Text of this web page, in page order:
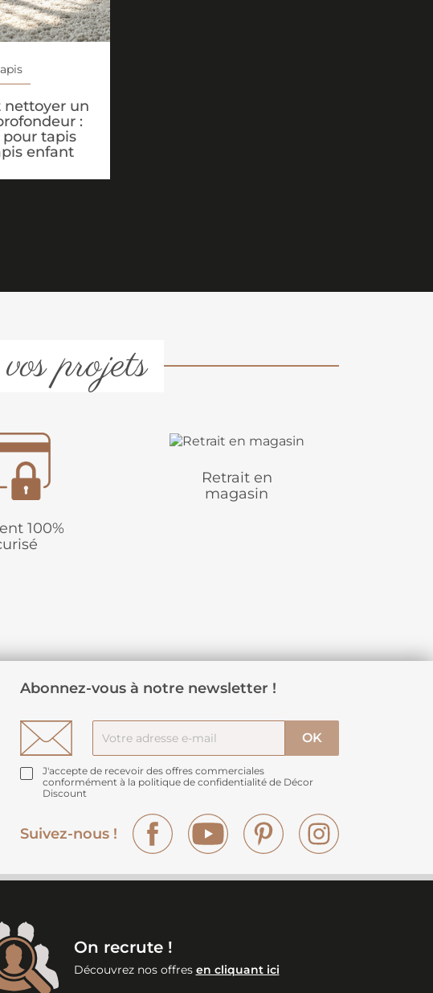
nettoyer un
:
pour tapis
enfant
projets
100%
Retrait en
magasin
Abonnez-vous à notre newsletter !
J'accepte de recevoir des offres commerciales
conformément à la politique de confidentialité de Décor
Discount
Suivez-nous !
Facebook YouTube Pinterest
On recrute !
Découvrez nos offres en cliquant ici